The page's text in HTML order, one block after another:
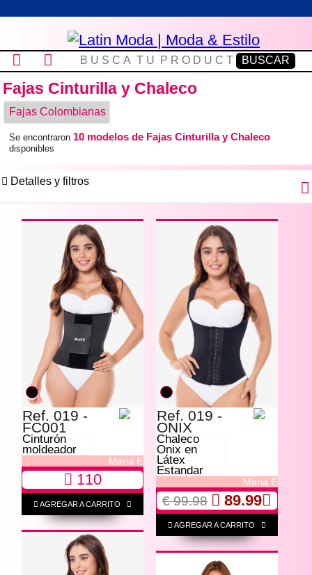
Fajas Cinturilla y Chaleco
Fajas Colombianas
Se encontraron 10 modelos de Fajas Cinturilla y Chaleco
disponibles
Detalles y filtros
Ref. 019 -
FC001
Cinturón
moldeador
Maria E
110
AGREGAR A CARRITO
Ref. 019 -
ONIX
Chaleco
Onix en
Látex
Estandar
Maria E
€ 99.98 89.99
AGREGAR A CARRITO